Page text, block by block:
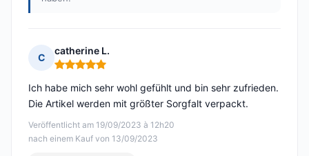
C
catherine L.
Hinweis: 5 von 5
Veröffentlicht am 19/09/2023 à 12h20
nach einem Kauf von 13/09/2023
Ich habe mich sehr wohl gefühlt und bin sehr zufrieden.
Die Artikel werden mit größter Sorgfalt verpackt.